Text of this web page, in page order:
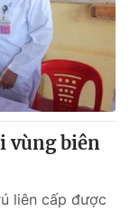
vùng biên
liên cấp được